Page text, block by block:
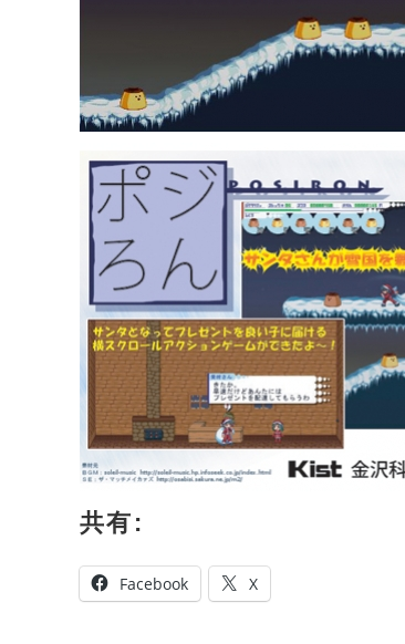
共有:
Facebook X